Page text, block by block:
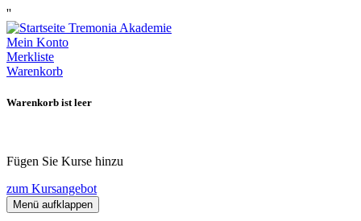
''
Mein Konto
Merkliste
Warenkorb
Warenkorb ist leer
Fügen Sie Kurse hinzu
zum Kursangebot
Menü aufklappen